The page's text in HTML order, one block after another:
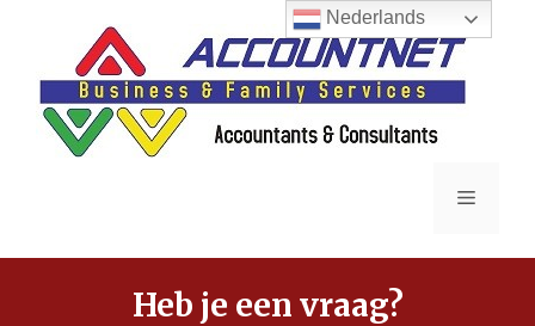
inhoud
Menu
Heb je een vraag?
Nederlands